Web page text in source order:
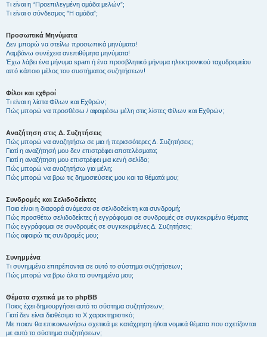
Τι είναι η “Προεπιλεγμένη ομάδα μελών”;
Τι είναι ο σύνδεσμος "Η ομάδα”;
Προσωπικά Μηνύματα
Δεν μπορώ να στείλω προσωπικά μηνύματα!
Λαμβάνω συνέχεια ανεπιθύμητα μηνύματα!
Έχω λάβει ένα μήνυμα spam ή ένα προσβλητικό μήνυμα ηλεκτρονικού ταχυδρομείου
από κάποιο μέλος του συστήματος συζητήσεων!
Φίλοι και εχθροί
Τι είναι η λίστα Φίλων και Εχθρών;
Πώς μπορώ να προσθέσω / αφαιρέσω μέλη στις λίστες Φίλων και Εχθρών;
Αναζήτηση στις Δ. Συζητήσεις
Πώς μπορώ να αναζητήσω σε μια ή περισσότερες Δ. Συζητήσεις;
Γιατί η αναζήτησή μου δεν επιστρέφει αποτελέσματα;
Γιατί η αναζήτηση μου επιστρέφει μια κενή σελίδα;
Πώς μπορώ να αναζητήσω για μέλη;
Πώς μπορώ να βρω τις δημοσιεύσεις μου και τα θέματά μου;
Συνδρομές και Σελιδοδείκτες
Ποια είναι η διαφορά ανάμεσα σε σελιδοδείκτη και συνδρομή;
Πώς προσθέτω σελιδοδείκτες ή εγγράφομαι σε συνδρομές σε συγκεκριμένα θέματα;
Πώς εγγράφομαι σε συνδρομές σε συγκεκριμένες Δ. Συζητήσεις;
Πώς αφαιρώ τις συνδρομές μου;
Συνημμένα
Τι συνημμένα επιτρέπονται σε αυτό το σύστημα συζητήσεων;
Πώς μπορώ να βρω όλα τα συνημμένα μου;
Θέματα σχετικά με το phpBB
Ποιος έχει δημιουργήσει αυτό το σύστημα συζητήσεων;
Γιατί δεν είναι διαθέσιμο το Χ χαρακτηριστικό;
Με ποιον θα επικοινωνήσω σχετικά με κατάχρηση ή/και νομικά θέματα που σχετίζονται
με αυτό το σύστημα συζητήσεων;